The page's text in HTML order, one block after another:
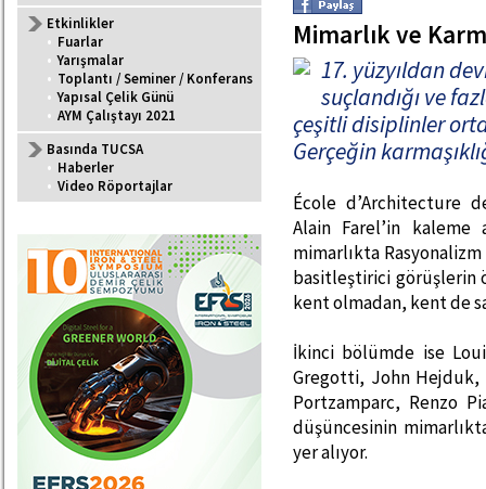
Etkinlikler
• Fuarlar
• Yarışmalar
• Toplantı / Seminer / Konferans
• Yapısal Çelik Günü
• AYM Çalıştayı 2021
Basında TUCSA
• Haberler
• Video Röportajlar
Mimarlık ve
17. yüzyıldan
suçlandığı ve
çeşitli disiplinler
Gerçeğin
École d’Architecture
Alain Farel’in
mimarlıkta
basitleştirici görüşlerin
kent olmadan, kent de
İkinci bölümde ise
Gregotti, John Hejduk,
Portzamparc, Renzo
düşüncesinin
yer alıyor.